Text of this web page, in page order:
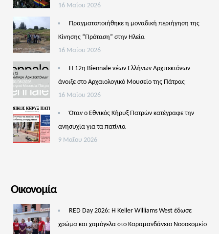
16 Μαΐου 2026
Πραγματοποιήθηκε η μοναδική περιήγηση της
Κίνησης “Πρόταση” στην Ηλεία
16 Μαΐου 2026
Η 12η Biennale νέων Ελλήνων Αρχιτεκτόνων
άνοιξε στο Αρχαιολογικό Μουσείο της Πάτρας
16 Μαΐου 2026
Όταν ο Εθνικός Κήρυξ Πατρών κατέγραφε την
ανησυχία για τα πατίνια
9 Μαΐου 2026
Οικονομία
RED Day 2026: Η Keller Williams West έδωσε
χρώμα και χαμόγελα στο Καραμανδάνειο Νοσοκομείο